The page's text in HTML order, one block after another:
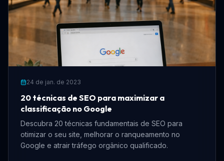
24 de jan. de 2023
20 técnicas de SEO para maximizar a
classificação no Google
Descubra 20 técnicas fundamentais de SEO para
otimizar o seu site, melhorar o ranqueamento no
Google e atrair tráfego orgânico qualificado.